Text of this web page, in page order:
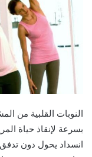
النوبات القلبية من
بسرعة لإنقاذ حياة
انسداد يحول دون